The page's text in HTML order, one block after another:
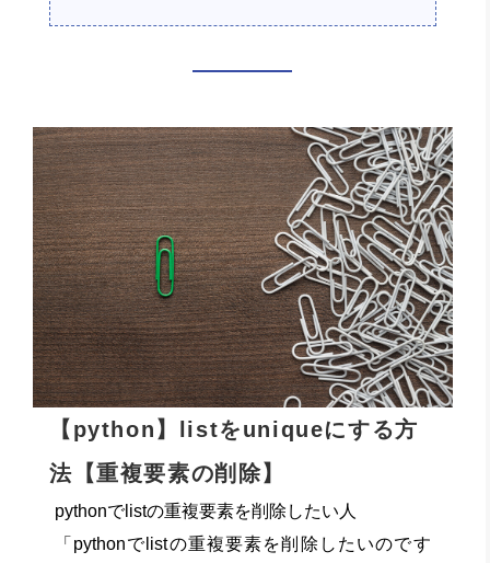
【python】listをuniqueにする方
法【重複要素の削除】
pythonでlistの重複要素を削除したい人
「pythonでlistの重複要素を削除したいのです